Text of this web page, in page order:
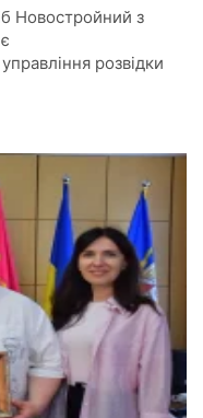
Новостройний з
розвідки